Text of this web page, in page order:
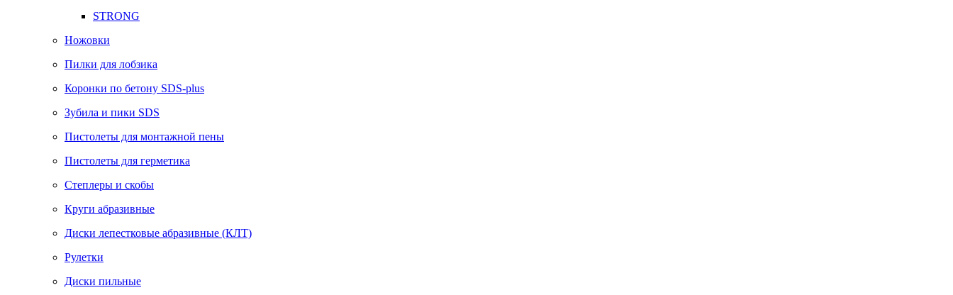
STRONG
Ножовки
Пилки для лобзика
Коронки по бетону SDS-plus
Зубила и пики SDS
Пистолеты для монтажной пены
Пистолеты для герметика
Степлеры и скобы
Круги абразивные
Диски лепестковые абразивные (КЛТ)
Рулетки
Диски пильные